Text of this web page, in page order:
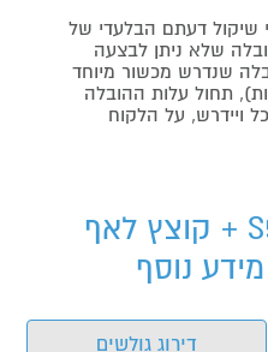
שיקול דעתם הבלעדי של
שלא ניתן לבצעה
שנדרש מכשור מיוחד
תחול עלות ההובלה
ויידרש, על הלקוח
מכונת גילוח S5889/11 + קוצץ לאף
דירוג גולשים